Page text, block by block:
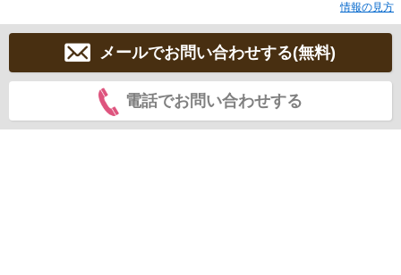
情報の見方
メールでお問い合わせする(無料)
電話でお問い合わせする